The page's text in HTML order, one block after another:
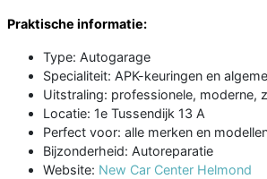
Praktische informatie:
Type: Autogarage
Specialiteit: APK-keuringen en
Uitstraling: professionele, moderne,
Locatie: 1e Tussendijk 13 A
Perfect voor: alle merken en
Bijzonderheid: Autoreparatie
Website: New Car Center Helmond